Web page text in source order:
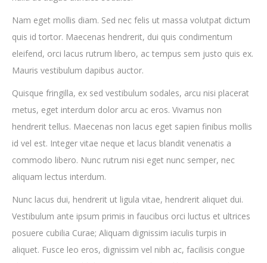
Nam eget mollis diam. Sed nec felis ut massa volutpat dictum
quis id tortor. Maecenas hendrerit, dui quis condimentum
eleifend, orci lacus rutrum libero, ac tempus sem justo quis ex.
Mauris vestibulum dapibus auctor.
Quisque fringilla, ex sed vestibulum sodales, arcu nisi placerat
metus, eget interdum dolor arcu ac eros. Vivamus non
hendrerit tellus. Maecenas non lacus eget sapien finibus mollis
id vel est. Integer vitae neque et lacus blandit venenatis a
commodo libero. Nunc rutrum nisi eget nunc semper, nec
aliquam lectus interdum.
Nunc lacus dui, hendrerit ut ligula vitae, hendrerit aliquet dui.
Vestibulum ante ipsum primis in faucibus orci luctus et ultrices
posuere cubilia Curae; Aliquam dignissim iaculis turpis in
aliquet. Fusce leo eros, dignissim vel nibh ac, facilisis congue